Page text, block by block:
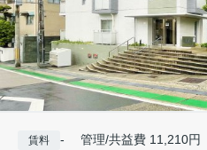
賃料 - 管理/共益費 11,210円